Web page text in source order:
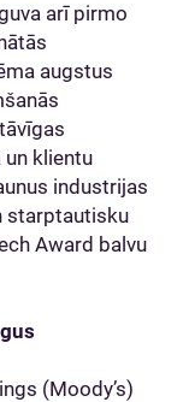
arī pirmo
augstus
klientu
industrijas
starptautisku
Award balvu
(Moody’s)